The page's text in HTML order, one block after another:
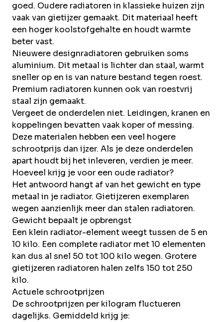
goed. Oudere radiatoren in klassieke huizen zijn
vaak van gietijzer gemaakt. Dit materiaal heeft
een hoger koolstofgehalte en houdt warmte
beter vast.
Nieuwere designradiatoren gebruiken soms
aluminium. Dit metaal is lichter dan staal, warmt
sneller op en is van nature bestand tegen roest.
Premium radiatoren kunnen ook van roestvrij
staal zijn gemaakt.
Vergeet de onderdelen niet. Leidingen, kranen en
koppelingen bevatten vaak koper of messing.
Deze materialen hebben een veel hogere
schrootprijs dan ijzer. Als je deze onderdelen
apart houdt bij het inleveren, verdien je meer.
Hoeveel krijg je voor een oude radiator?
Het antwoord hangt af van het gewicht en type
metaal in je radiator. Gietijzeren exemplaren
wegen aanzienlijk meer dan stalen radiatoren.
Gewicht bepaalt je opbrengst
Een klein radiator-element weegt tussen de 5 en
10 kilo. Een complete radiator met 10 elementen
kan dus al snel 50 tot 100 kilo wegen. Grotere
gietijzeren radiatoren halen zelfs 150 tot 250
kilo.
Actuele schrootprijzen
Deschrootprijzen per kilogram fluctueren
dagelijks. Gemiddeld krijg je: